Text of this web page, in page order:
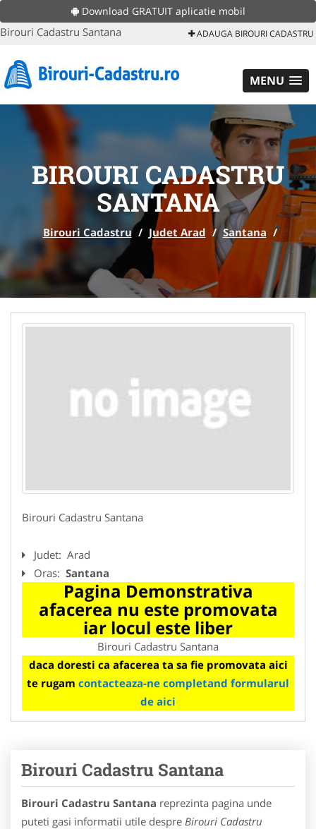
Download GRATUIT aplicatie mobil
Birouri Cadastru Santana ADAUGA BIROURI CADASTRU
MENU
BIROURI CADASTRU
SANTANA
Birouri Cadastru / Judet Arad / Santana /
Birouri Cadastru Santana
Judet: Arad
Oras: Santana
Pagina Demonstrativa
afacerea nu este promovata
iar locul este liber
Birouri Cadastru Santana
daca doresti ca afacerea ta sa fie promovata aici
te rugam contacteaza-ne completand formularul
de aici
Birouri Cadastru Santana
Birouri Cadastru Santana reprezinta pagina unde
puteti gasi informatii utile despre Birouri Cadastru